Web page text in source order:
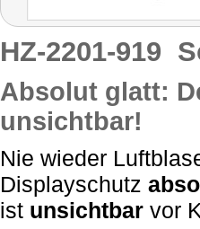
HZ-2201-919
Absolut glatt:
unsichtbar!
Nie wieder
Displayschutz
ist unsichtbar vor